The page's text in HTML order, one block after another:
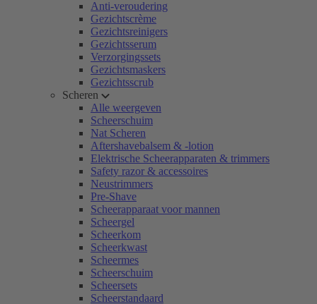
Anti-veroudering
Gezichtscrème
Gezichtsreinigers
Gezichtsserum
Verzorgingssets
Gezichtsmaskers
Gezichtsscrub
Scheren
Alle weergeven
Scheerschuim
Nat Scheren
Aftershavebalsem & -lotion
Elektrische Scheerapparaten & trimmers
Safety razor & accessoires
Neustrimmers
Pre-Shave
Scheerapparaat voor mannen
Scheergel
Scheerkom
Scheerkwast
Scheermes
Scheerschuim
Scheersets
Scheerstandaard